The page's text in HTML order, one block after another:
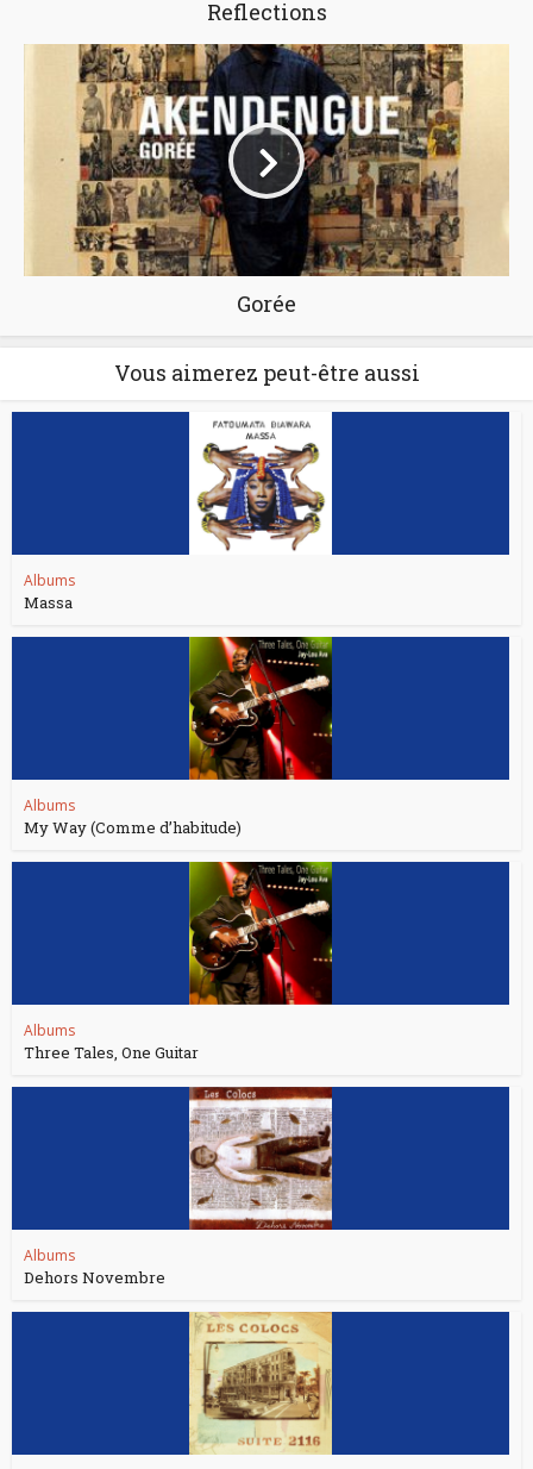
Reflections
Gorée
Vous aimerez peut-être aussi
Albums
Massa
Albums
My Way (Comme d’habitude)
Albums
Three Tales, One Guitar
Albums
Dehors Novembre